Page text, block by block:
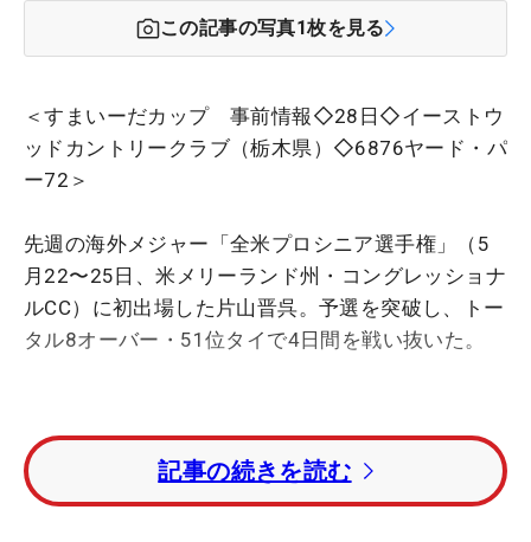
この記事の写真1枚を見る
＜すまいーだカップ 事前情報◇28日◇イーストウ
ッドカントリークラブ（栃木県）◇6876ヤード・パ
ー72＞
先週の海外メジャー「全米プロシニア選手権」（5
月22〜25日、米メリーランド州・コングレッショナ
ルCC）に初出場した片山晋呉。予選を突破し、トー
タル8オーバー・51位タイで4日間を戦い抜いた。
27日に帰国後、翌日には連覇がかかる「すまいーだ
カップ」の会場に姿を見せ、パッティング練習を重
点的に行った。
記事の続きを読む